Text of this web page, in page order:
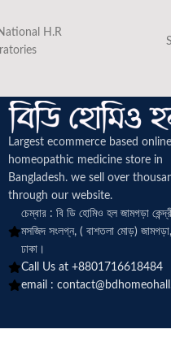
H.R
Largest ecommerce based online
homeopathic medicine store in
Bangladesh. we sell over
through our website.
চেম্বার : বি ডি হোমিও হল জামগড়া
মসজিদ সংলগ্ন, ( বাশতলা মোড়)
ঢাকা।
Call Us at +8801716618484
email :